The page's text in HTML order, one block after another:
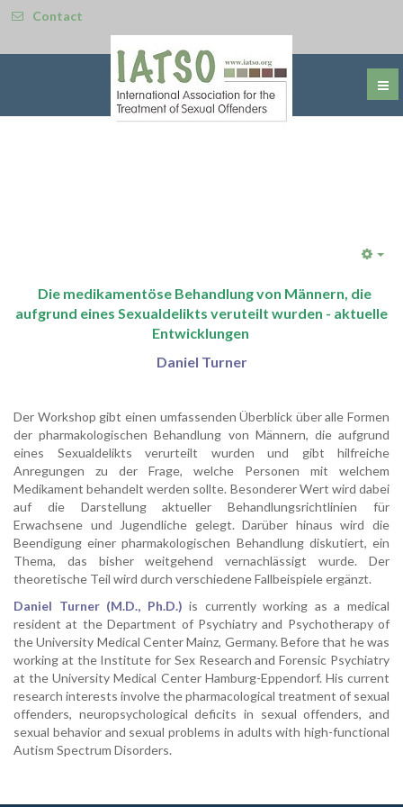
Contact
Die medikamentöse Behandlung von Männern, die
aufgrund eines Sexualdelikts veruteilt wurden - aktuelle
Entwicklungen
Daniel Turner
Der Workshop gibt einen umfassenden Überblick über alle Formen
der pharmakologischen Behandlung von Männern, die aufgrund
eines Sexualdelikts verurteilt wurden und gibt hilfreiche
Anregungen zu der Frage, welche Personen mit welchem
Medikament behandelt werden sollte. Besonderer Wert wird dabei
auf die Darstellung aktueller Behandlungsrichtlinien für
Erwachsene und Jugendliche gelegt. Darüber hinaus wird die
Beendigung einer pharmakologischen Behandlung diskutiert, ein
Thema, das bisher weitgehend vernachlässigt wurde. Der
theoretische Teil wird durch verschiedene Fallbeispiele ergänzt.
Daniel Turner (M.D., Ph.D.) is currently working as a medical
resident at the Department of Psychiatry and Psychotherapy of
the University Medical Center Mainz, Germany. Before that he was
working at the Institute for Sex Research and Forensic Psychiatry
at the University Medical Center Hamburg-Eppendorf. His current
research interests involve the pharmacological treatment of sexual
offenders, neuropsychological deficits in sexual offenders, and
sexual behavior and sexual problems in adults with high-functional
Autism Spectrum Disorders.